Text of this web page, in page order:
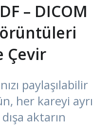
– DICOM
Çevir
paylaşılabilir
her kareyi ayrı
aktarın